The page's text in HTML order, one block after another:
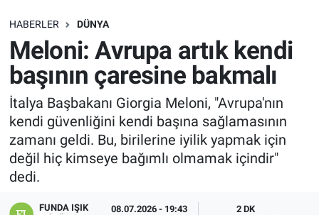
HABERLER DÜNYA
Meloni: Avrupa artık kendi
başının çaresine bakmalı
İtalya Başbakanı Giorgia Meloni, "Avrupa'nın
kendi güvenliğini kendi başına sağlamasının
zamanı geldi. Bu, birilerine iyilik yapmak için
değil hiç kimseye bağımlı olmamak içindir"
dedi.
FUNDA IŞIK 08.07.2026 - 19:43 2 DK
SAĞLIK
EKONOMİ
EĞİTİM
ÖZEL HABER
Keşfet
ASTROLOJİ